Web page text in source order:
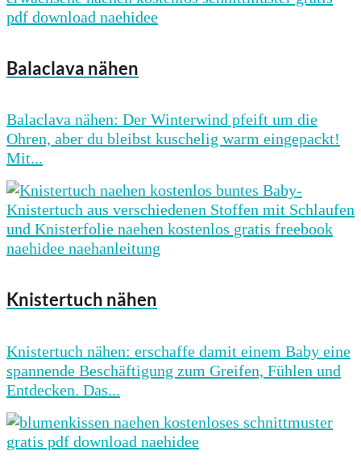
Balaclava nähen
Balaclava nähen: Der Winterwind pfeift um die
Ohren, aber du bleibst kuschelig warm eingepackt!
Mit...
Knistertuch nähen
Knistertuch nähen: erschaffe damit einem Baby eine
spannende Beschäftigung zum Greifen, Fühlen und
Entdecken. Das...